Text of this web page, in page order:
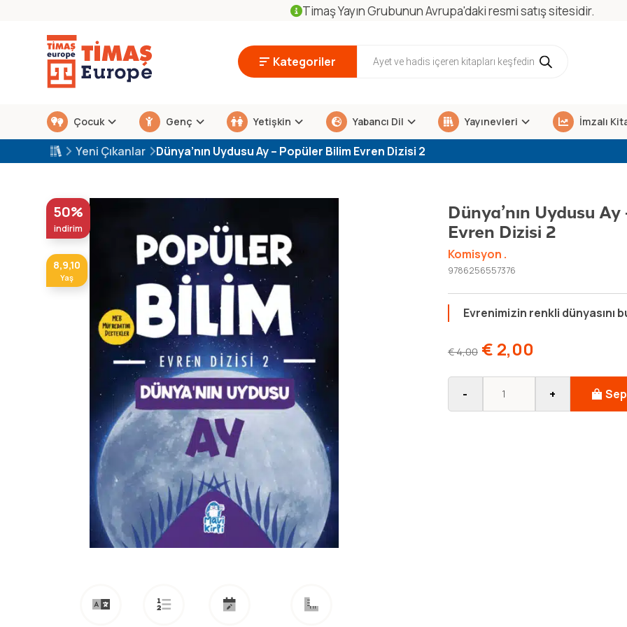
Timaş Yayın Grubunun Avrupa'daki resmi satış sitesidir.
Kategoriler
Çocuk Genç Yetişkin Yabancı Dil Yayınevleri İmzalı
Yeni Çıkanlar Dünya’nın Uydusu Ay – Popüler Bilim Evren Dizisi 2
50%
indirim
8,9,10
Yaş
Dünya’nın Uydusu
Evren Dizisi 2
Komisyon .
9786256557376
Evrenimizin renkli dünyasını
€4,00 € 2,00
- +